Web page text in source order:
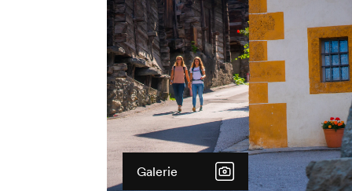
Galerie